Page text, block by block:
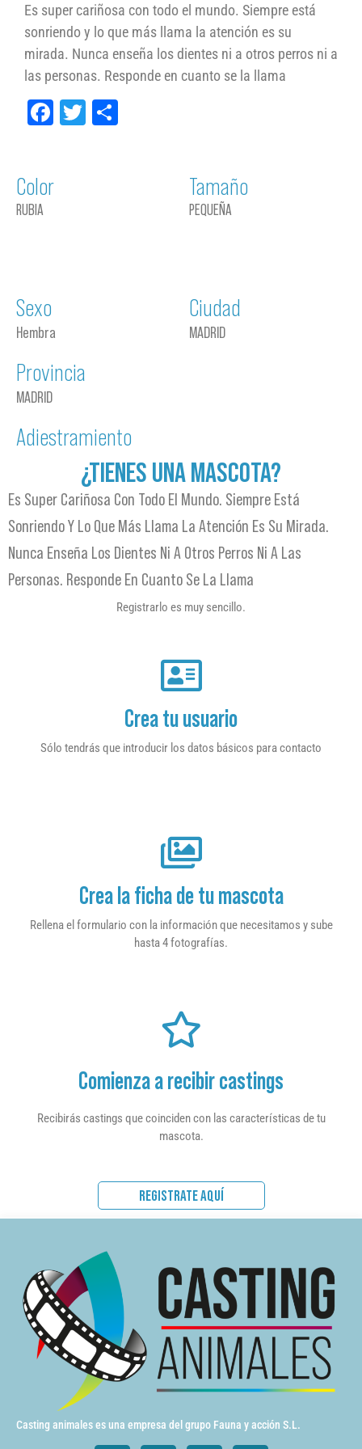
Es super cariñosa con todo el mundo. Siempre está
sonriendo y lo que más llama la atención es su
mirada. Nunca enseña los dientes ni a otros perros ni a
las personas. Responde en cuanto se la llama
Facebook
Twitter
Color
RUBIA
Tamaño
PEQUEÑA
Sexo
Hembra
Ciudad
MADRID
Provincia
MADRID
Adiestramiento
¿TIENES UNA MASCOTA?
Es Super Cariñosa Con Todo El Mundo. Siempre Está
Sonriendo Y Lo Que Más Llama La Atención Es Su Mirada.
Nunca Enseña Los Dientes Ni A Otros Perros Ni A Las
Personas. Responde En Cuanto Se La Llama
Registrarlo es muy sencillo.
Crea tu usuario
Sólo tendrás que introducir los datos básicos para contacto
Crea la ficha de tu mascota
Rellena el formulario con la información que necesitamos y sube
hasta 4 fotografías.
Comienza a recibir castings
Recibirás castings que coinciden con las características de tu
mascota.
REGISTRATE AQUÍ
Casting animales es una empresa del grupo Fauna y acción S.L.